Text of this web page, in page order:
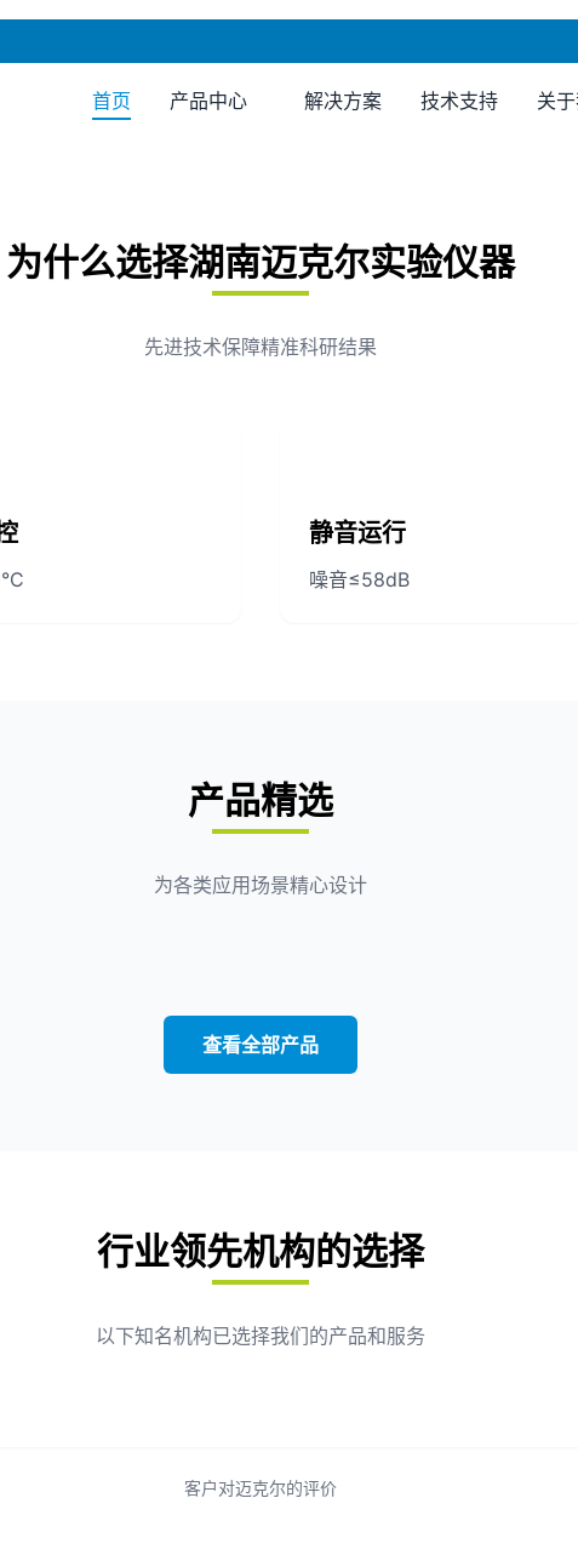
首页 产品中心 解决方案 技术支持 关
为什么选择湖南迈克尔实验仪器
先进技术保障精准科研结果
静音运行
噪音≤58dB
产品精选
为各类应用场景精心设计
查看全部产品
行业领先机构的选择
以下知名机构已选择我们的产品和服务
客户对迈克尔的评价